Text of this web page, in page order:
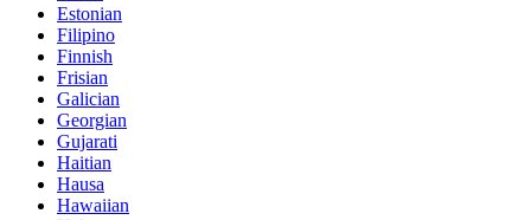
Estonian
Filipino
Finnish
Frisian
Galician
Georgian
Gujarati
Haitian
Hausa
Hawaiian